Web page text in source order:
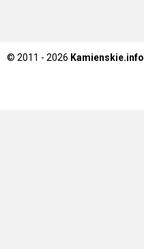
© 2011 - 2026 Kamienskie.info